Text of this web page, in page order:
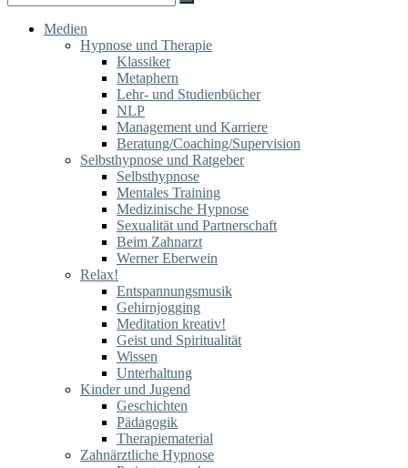
for:
Medien
Hypnose und Therapie
Klassiker
Metaphern
Lehr- und Studienbücher
NLP
Management und Karriere
Beratung/Coaching/Supervision
Selbsthypnose und Ratgeber
Selbsthypnose
Mentales Training
Medizinische Hypnose
Sexualität und Partnerschaft
Beim Zahnarzt
Werner Eberwein
Relax!
Entspannungsmusik
Gehirnjogging
Meditation kreativ!
Geist und Spiritualität
Wissen
Unterhaltung
Kinder und Jugend
Geschichten
Pädagogik
Therapiematerial
Zahnärztliche Hypnose